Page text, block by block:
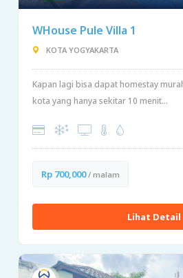
WHouse Pule Villa 1
KOTA YOGYAKARTA
Kapan lagi bisa dapat homestay
kota yang hanya sekitar 10 menit...
Rp 700,000/ malam
Lihat Detail